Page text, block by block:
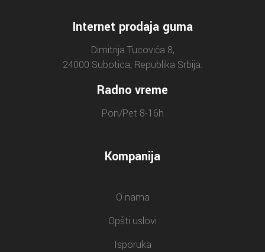
Internet prodaja guma
Dimitrija Tucovića 8,
24000 Subotica, Republika Srbija.
Radno vreme
Pon/Pet 8-16h
Kompanija
O nama
Opšti uslovi
Isporuka